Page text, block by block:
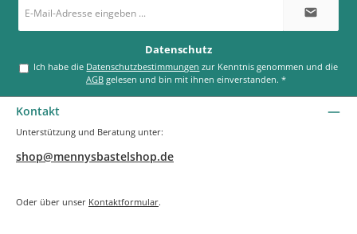
Mail-
*
Datenschutz
Ich habe die Datenschutzbestimmungen
AGB gelesen und bin mit ihnen einverstanden.*
Kontakt
Unterstützung und Beratung unter:
shop@mennysbastelshop.de
Oder über unser Kontaktformular.